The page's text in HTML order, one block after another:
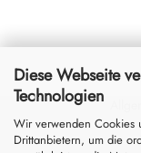
Diese Webseite
Technologien
Wir verwenden Cookies
Drittanbietern, um die